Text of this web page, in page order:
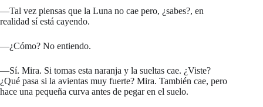
—Tal vez piensas que la Luna no cae pero, ¿sabes?, en
realidad sí está cayendo.
—¿Cómo? No entiendo.
—Sí. Mira. Si tomas esta naranja y la sueltas cae. ¿Viste?
¿Qué pasa si la avientas muy fuerte? Mira. También cae, pero
hace una pequeña curva antes de pegar en el suelo.